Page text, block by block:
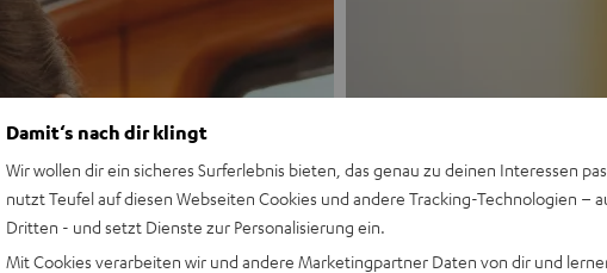
Damit‘s nach dir klingt
Wir wollen dir ein sicheres Surferlebnis bieten, das genau zu deinen Interessen
nutzt Teufel auf diesen Webseiten Cookies und andere Tracking-Technologien –
Dritten - und setzt Dienste zur Personalisierung ein.
Mit Cookies verarbeiten wir und andere Marketingpartner Daten von dir und